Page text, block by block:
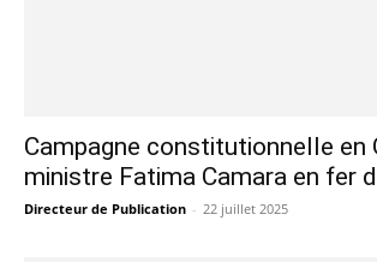
Campagne constitutionnelle en
ministre Fatima Camara en fer
Directeur de Publication - 22 juillet 2025